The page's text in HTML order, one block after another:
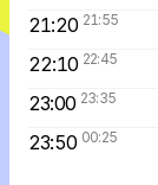
21:20 21:55
22:10 22:45
23:00 23:35
23:50 00:25